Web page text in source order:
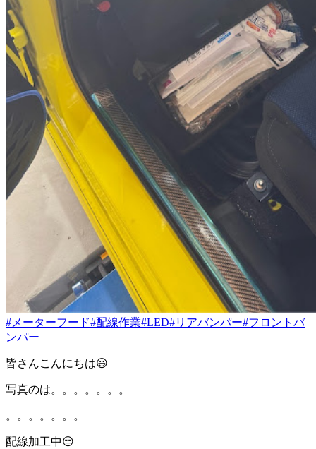
#メーターフード#配線作業#LED#リアバンパー#フロントバ
ンパー
皆さんこんにちは😃
写真のは。。。。。。。
。。。。。。。
配線加工中😑